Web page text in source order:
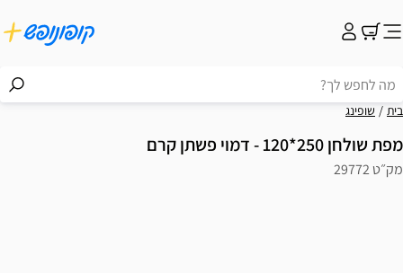
בית שופינג
מפת שולחן 250*120 - דמוי פשתן קרם
מק״ט 29772